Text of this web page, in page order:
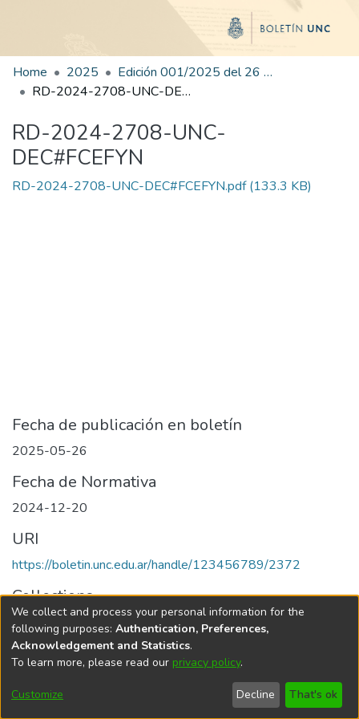
Home 2025
Edición 001/2025 del 26 de mayo de 2025
RD-2024-2708-UNC-DEC#FCEFYN
RD-2024-2708-UNC-
DEC#FCEFYN
RD-2024-2708-UNC-DEC#FCEFYN.pdf(133.3 KB)
Fecha de publicación en boletín
2025-05-26
Fecha de Normativa
2024-12-20
URI
https://boletin.unc.edu.ar/handle/123456789/2372
Collections
Edición 001/2025 del 26 de mayo de 2025
Universidad Nacional de Córdoba
We collect and process your personal information for the
following purposes: Authentication, Preferences,
Acknowledgement and Statistics.
To learn more, please read our privacy policy.
Customize Decline That's ok